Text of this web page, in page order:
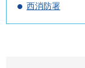
西消防署